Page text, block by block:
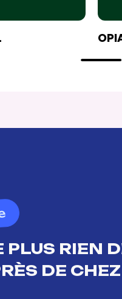
PLUS RIEN
DE